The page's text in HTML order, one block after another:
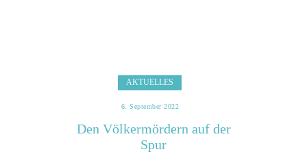
AKTUELLES
6. September 2022
Den Völkermördern auf der
Spur